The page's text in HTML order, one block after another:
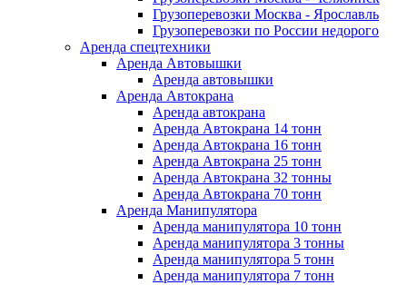
Грузоперевозки Москва - Ярославль
Грузоперевозки по России недорого
Аренда спецтехники
Аренда Автовышки
Аренда автовышки
Аренда Автокрана
Аренда автокрана
Аренда Автокрана 14 тонн
Аренда Автокрана 16 тонн
Аренда Автокрана 25 тонн
Аренда Автокрана 32 тонны
Аренда Автокрана 70 тонн
Аренда Манипулятора
Аренда манипулятора 10 тонн
Аренда манипулятора 3 тонны
Аренда манипулятора 5 тонн
Аренда манипулятора 7 тонн